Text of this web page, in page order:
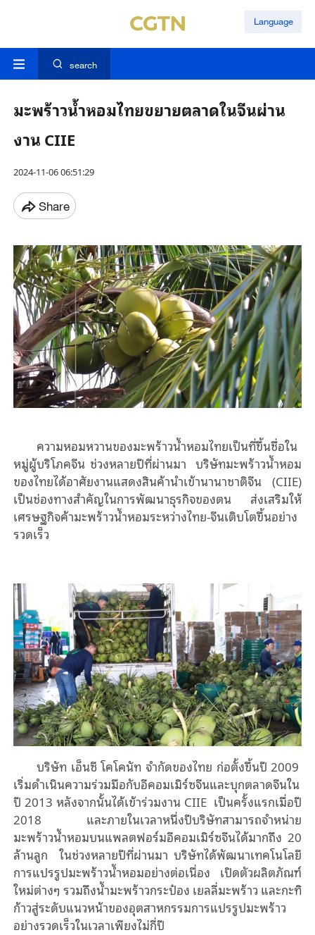
Language
search
มะพร้าวน้ำหอมไทยขยายตลาดในจีนผ่าน
งาน CIIE
2024-11-06 06:51:29
Share
ความหอมหวานของมะพร้าวน้ำหอมไทยเป็นที่ขึ้นชื่อใน
หมู่ผู้บริโภคจีน ช่วงหลายปีที่ผ่านมา บริษัทมะพร้าวน้ำหอม
ของไทยได้อาศัยงานแสดงสินค้านำเข้านานาชาติจีน (CIIE)
เป็นช่องทางสำคัญในการพัฒนาธุรกิจของตน ส่งเสริมให้
เศรษฐกิจค้ามะพร้าวน้ำหอมระหว่างไทย-จีนเติบโตขึ้นอย่าง
รวดเร็ว
บริษัท เอ็นซี โคโคนัท จำกัดของไทย ก่อตั้งขึ้นปี 2009
เริ่มดำเนินความร่วมมือกับอีคอมเมิร์ซจีนและบุกตลาดจีนใน
ปี 2013 หลังจากนั้นได้เข้าร่วมงาน CIIE เป็นครั้งแรกเมื่อปี
2018 และภายในเวลาหนึ่งปีบริษัทสามารถจำหน่าย
มะพร้าวน้ำหอมบนแพลตฟอร์มอีคอมเมิร์ซจีนได้มากถึง 20
ล้านลูก ในช่วงหลายปีที่ผ่านมา บริษัทได้พัฒนาเทคโนโลยี
การแปรรูปมะพร้าวน้ำหอมอย่างต่อเนื่อง เปิดตัวผลิตภัณฑ์
ใหม่ต่างๆ รวมถึงน้ำมะพร้าวกระป๋อง เยลลี่มะพร้าว และกะทิ
ก้าวสู่ระดับแนวหน้าของอุตสาหกรรมการแปรรูปมะพร้าว
อย่างรวดเร็วในเวลาเพียงไม่กี่ปี